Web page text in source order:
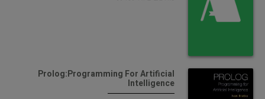
Prolog:Programming For Artificial
Intelligence